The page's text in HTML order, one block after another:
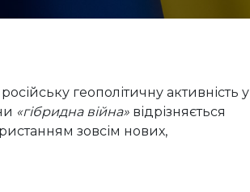
геополітичну активність у
«гібридна війна» відрізняється
зовсім нових,